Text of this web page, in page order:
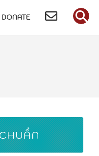
DONATE